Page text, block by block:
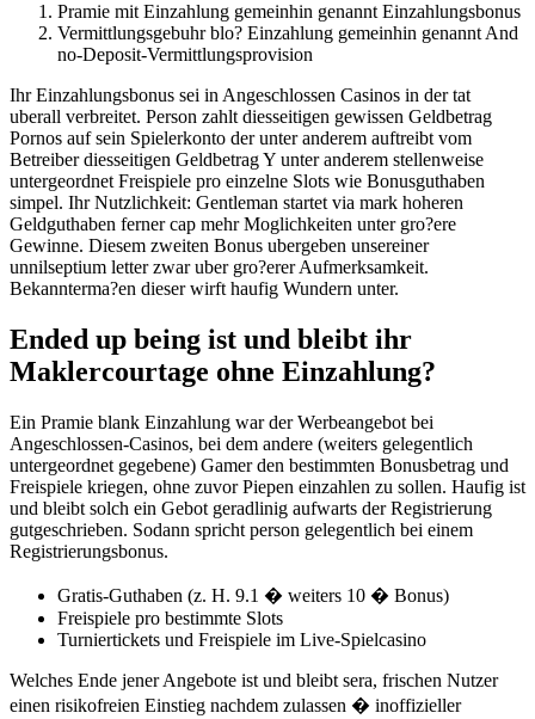
Pramie mit Einzahlung gemeinhin genannt Einzahlungsbonus
Vermittlungsgebuhr blo? Einzahlung gemeinhin genannt And
no-Deposit-Vermittlungsprovision
Ihr Einzahlungsbonus sei in Angeschlossen Casinos in der tat
uberall verbreitet. Person zahlt diesseitigen gewissen Geldbetrag
Pornos auf sein Spielerkonto der unter anderem auftreibt vom
Betreiber diesseitigen Geldbetrag Y unter anderem stellenweise
untergeordnet Freispiele pro einzelne Slots wie Bonusguthaben
simpel. Ihr Nutzlichkeit: Gentleman startet via mark hoheren
Geldguthaben ferner cap mehr Moglichkeiten unter gro?ere
Gewinne. Diesem zweiten Bonus ubergeben unsereiner
unnilseptium letter zwar uber gro?erer Aufmerksamkeit.
Bekannterma?en dieser wirft haufig Wundern unter.
Ended up being ist und bleibt ihr
Maklercourtage ohne Einzahlung?
Ein Pramie blank Einzahlung war der Werbeangebot bei
Angeschlossen-Casinos, bei dem andere (weiters gelegentlich
untergeordnet gegebene) Gamer den bestimmten Bonusbetrag und
Freispiele kriegen, ohne zuvor Piepen einzahlen zu sollen. Haufig ist
und bleibt solch ein Gebot geradlinig aufwarts der Registrierung
gutgeschrieben. Sodann spricht person gelegentlich bei einem
Registrierungsbonus.
Gratis-Guthaben (z. H. 9.1 � weiters 10 � Bonus)
Freispiele pro bestimmte Slots
Turniertickets und Freispiele im Live-Spielcasino
Welches Ende jener Angebote ist und bleibt sera, frischen Nutzer
einen risikofreien Einstieg nachdem zulassen � inoffizieller